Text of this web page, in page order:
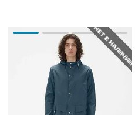
НЕТ В НАЛИЧИИ